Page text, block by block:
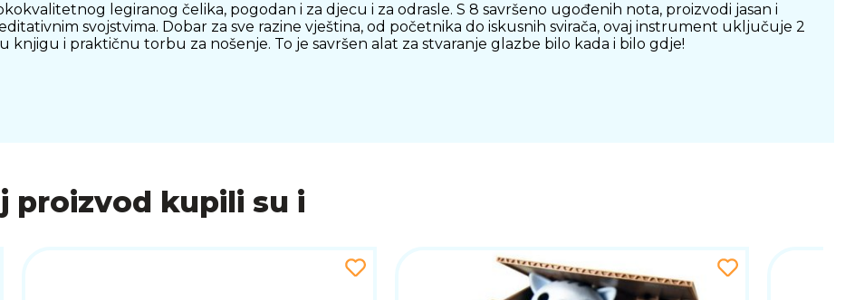
legiranog čelika, pogodan i za djecu i za odrasle. S 8 savršeno ugođenih nota, proizvodi jasan i
svojstvima. Dobar za sve razine vještina, od početnika do iskusnih svirača, ovaj instrument uključuje 2
knjigu i praktičnu torbu za nošenje. To je savršen alat za stvaranje glazbe bilo kada i bilo gdje!
proizvod kupili su i